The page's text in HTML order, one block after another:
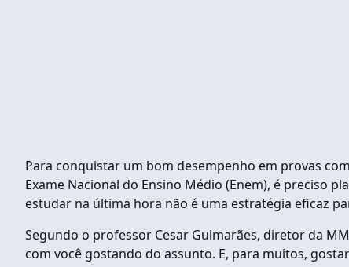
Para conquistar um bom desempenho em provas
Exame Nacional do Ensino Médio (Enem), é preciso
estudar na última hora não é uma estratégia eficaz
Segundo o professor Cesar Guimarães, diretor da
com você gostando do assunto. E, para muitos,